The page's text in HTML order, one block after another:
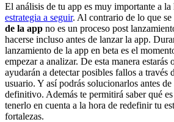
El análisis de tu app es muy importante a la
estrategia a seguir. Al contrario de lo que se
de la app no es un proceso post
hacerse incluso antes de lanzar la app.
lanzamiento de la app en beta es el
empezar a analizar. De esta manera estarás
ayudarán a detectar posibles fallos a través
usuario. Y así podrás solucionarlos antes
definitivo. Además te permitirá saber qué
tenerlo en cuenta a la hora de redefinir tu
fortalezas.